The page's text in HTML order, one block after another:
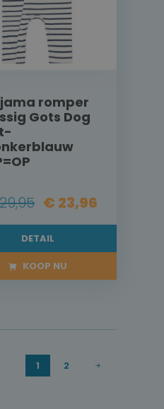
romper
Gots Dog
€ 23,96
DETAIL
KOOP NU
1 2